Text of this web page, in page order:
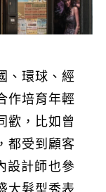
、環球、經
作培育年輕
歡，比如曾
都受到顧客
設計師也參